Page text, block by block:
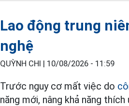
Lao động trung
nghệ
QUỲNH CHI | 10/08/2026 - 11:59
Trước nguy cơ mất việc do
năng mới, nâng khả năng